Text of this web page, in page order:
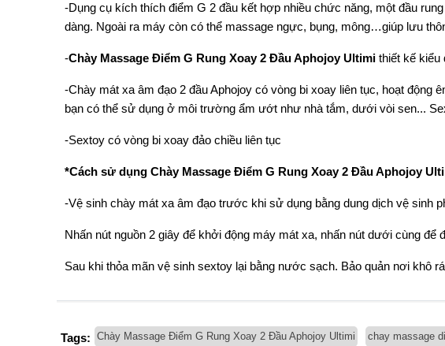
-Dụng cụ kích thích điểm G 2 đầu kết hợp nhiều chức năng, một đầu
dàng. Ngoài ra máy còn có thể massage ngực, bụng, mông…giúp lưu
-Chày Massage Điểm G Rung Xoay 2 Đầu Aphojoy Ultimi thiết kế kiểu
-Chày mát xa âm đạo 2 đầu Aphojoy có vòng bi xoay liên tục, hoạt
bạn có thể sử dụng ở môi trường ẩm ướt như nhà tắm, dưới vòi sen...
-Sextoy có vòng bi xoay đảo chiều liên tục
*Cách sử dụng Chày Massage Điểm G Rung Xoay 2 Đầu Aphojoy
-Vệ sinh chày mát xa âm đạo trước khi sử dụng bằng dung dịch vệ
Nhấn nút nguồn 2 giây để khởi động máy mát xa, nhấn nút dưới cùng để
Sau khi thỏa mãn vệ sinh sextoy lại bằng nước sạch. Bảo quản nơi khô
Tags: Chày Massage Điểm G Rung Xoay 2 Đầu Aphojoy Ultimi chay massage